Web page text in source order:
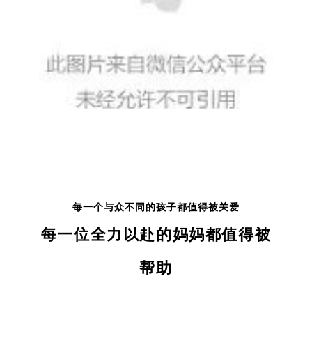
每一个与众不同的孩子都值得被关爱
每一位全力以赴的妈妈都值得被
帮助